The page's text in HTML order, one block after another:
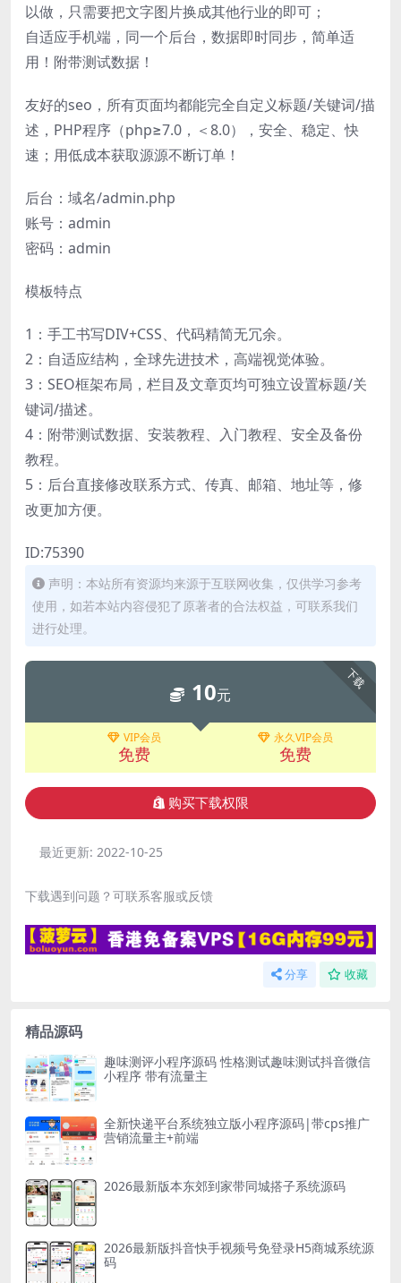
以做，只需要把文字图片换成其他行业的即可；
自适应手机端，同一个后台，数据即时同步，简单适
用！附带测试数据！
友好的seo，所有页面均都能完全自定义标题/关键词/描
述，PHP程序（php≥7.0，＜8.0），安全、稳定、快
速；用低成本获取源源不断订单！
后台：域名/admin.php
账号：admin
密码：admin
模板特点
1：手工书写DIV+CSS、代码精简无冗余。
2：自适应结构，全球先进技术，高端视觉体验。
3：SEO框架布局，栏目及文章页均可独立设置标题/关
键词/描述。
4：附带测试数据、安装教程、入门教程、安全及备份
教程。
5：后台直接修改联系方式、传真、邮箱、地址等，修
改更加方便。
ID:75390
声明：本站所有资源均来源于互联网收集，仅供学习参考
使用，如若本站内容侵犯了原著者的合法权益，可联系我们
进行处理。
下载
10元
VIP会员
免费
永久VIP会员
免费
购买下载权限
最近更新: 2022-10-25
下载遇到问题？可联系客服或反馈
分享 收藏
精品源码
趣味测评小程序源码 性格测试趣味测试抖音微信
小程序 带有流量主
全新快递平台系统独立版小程序源码|带cps推广
营销流量主+前端
2026最新版本东郊到家带同城搭子系统源码
2026最新版抖音快手视频号免登录H5商城系统源
码